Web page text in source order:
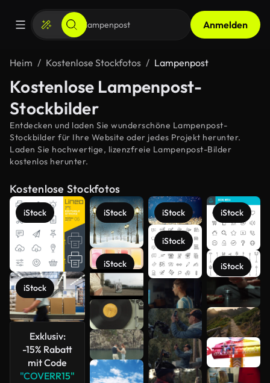
Anmelden
Heim Kostenlose Stockfotos Lampenpost
Kostenlose Lampenpost-
Stockbilder
Entdecken und laden Sie wunderschöne Lampenpost-
Stockbilder für Ihre Website oder jedes Projekt herunter.
Laden Sie hochwertige, lizenzfreie Lampenpost-Bilder
kostenlos herunter.
Kostenlose Stockfotos
iStock
iStock
Exklusiv:
-15% Rabatt
mit Code
"COVERR15"
iStock
iStock
iStock
iStock
iStock
iStock
Mehr
anzeigen